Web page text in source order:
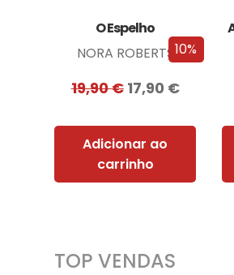
10%
O Espelho
NORA ROBERTS
19,90€ 17,90 €
Adicionar ao
carrinho
TOP VENDAS